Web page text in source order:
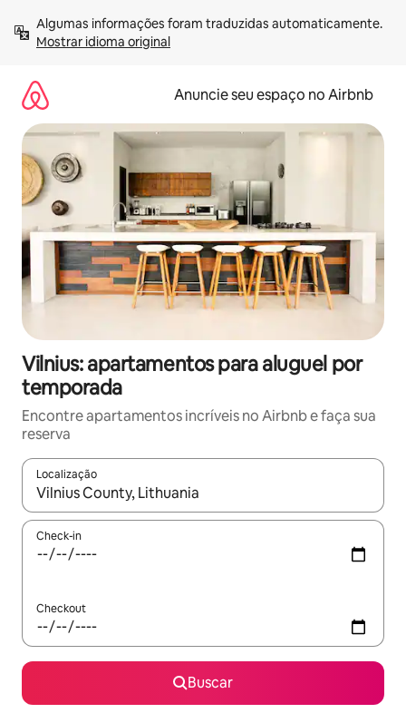
para
Mostrar idioma original
Anuncie seu espaço no Airbnb
Vilnius: apartamentos para aluguel por
temporada
Encontre apartamentos incríveis no Airbnb e faça sua
reserva
Localização
Quando os resultados estiverem disponíveis, explore-os
Check-in
Checkout
Buscar